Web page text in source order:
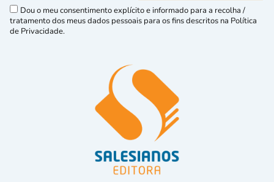
Dou o meu consentimento explícito e informado para a recolha /
tratamento dos meus dados pessoais para os fins descritos na Política
de Privacidade.